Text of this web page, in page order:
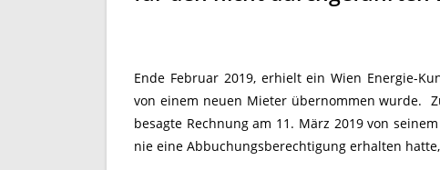
Ende Februar 2019, erhielt ein Wien Energie-
von einem neuen Mieter übernommen wurde.
besagte Rechnung am 11. März 2019 von
nie eine Abbuchungsberechtigung erhalten